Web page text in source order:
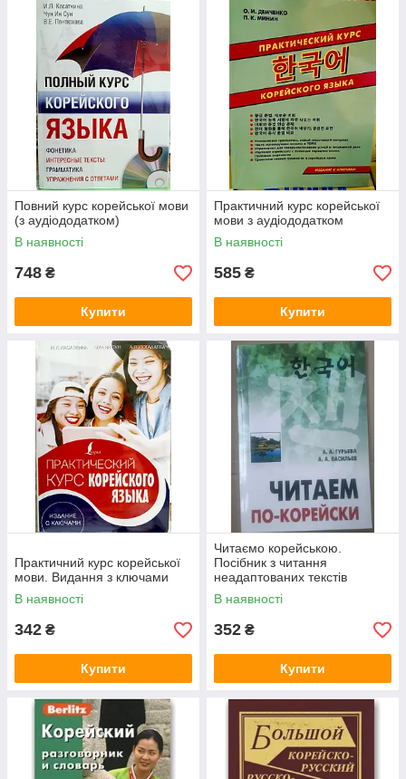
Повний курс корейської мови
(з аудіододатком)
В наявності
748 ₴
Купити
Практичний курс корейської
мови з аудіододатком
В наявності
585 ₴
Купити
Практичний курс корейської
мови. Видання з ключами
В наявності
342 ₴
Купити
Читаємо корейською.
Посібник з читання
неадаптованих текстів
середній рівень
В наявності
352 ₴
Купити